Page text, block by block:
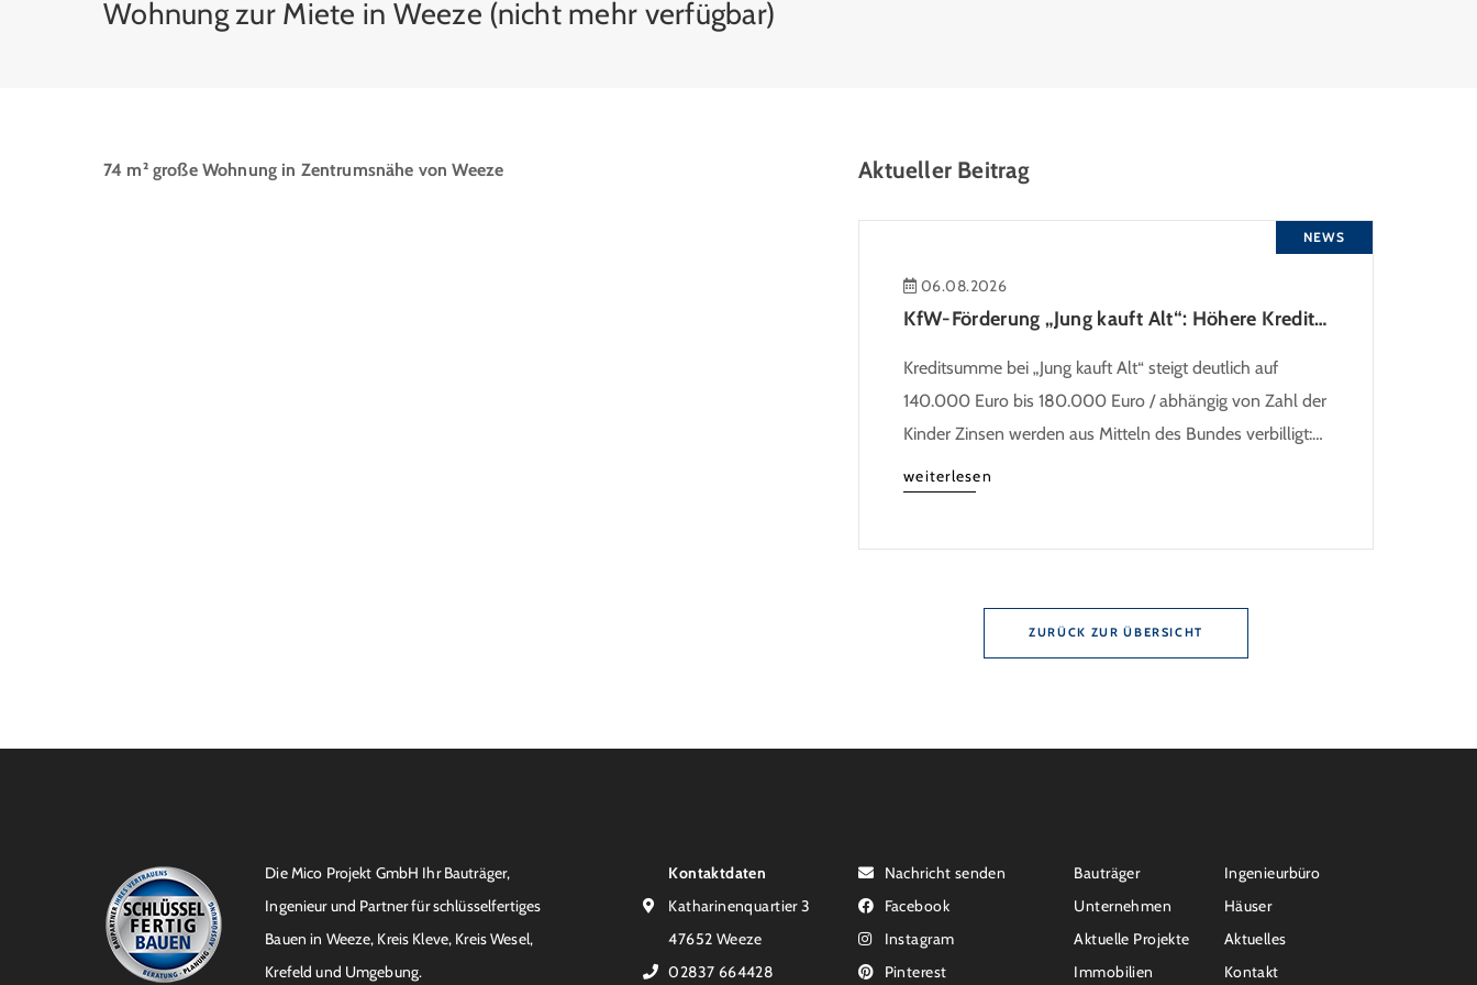
Wohnung zur Miete in Weeze (nicht mehr verfügbar)
74 m² große Wohnung in Zentrumsnähe von Weeze Aktueller Beitrag
NEWS
06.08.2026
KfW-Förderung „Jung kauft Alt“: Höhere Kredite ab August 2026
Kreditsumme bei „Jung kauft Alt“ steigt deutlich auf
140.000 Euro bis 180.000 Euro / abhängig von Zahl der
Kinder Zinsen werden aus Mitteln des Bundes verbilligt:
Heutiger Zins bei 0,53 Prozent effektiv bei 35 Jahren
Laufzeit und 10 Jahren Zinsbindung Antragstellende
weiterlesen
ZURÜCK ZUR ÜBERSICHT
Die Mico Projekt GmbH Ihr Bauträger,
Ingenieur und Partner für schlüsselfertiges
Bauen in Weeze, Kreis Kleve, Kreis Wesel,
Krefeld und Umgebung.
Kontaktdaten
Katharinenquartier 3
47652 Weeze
02837 664428
Nachricht senden
Facebook
Instagram
Pinterest
Bauträger
Ingenieurbüro
Unternehmen
Häuser
Aktuelle Projekte
Aktuelles
Immobilien
Kontakt